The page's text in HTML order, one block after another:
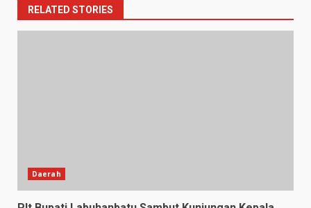
RELATED STORIES
Daerah